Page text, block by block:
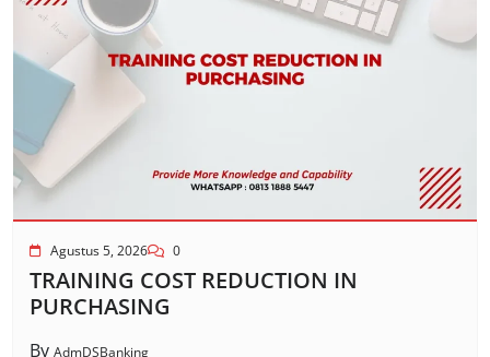
Agustus 5, 2026 0
TRAINING COST REDUCTION IN
PURCHASING
By AdmDSBanking